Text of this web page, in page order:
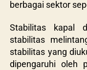
berbagai sektor
Stabilitas kapal
stabilitas
stabilitas yang
dipengaruhi oleh